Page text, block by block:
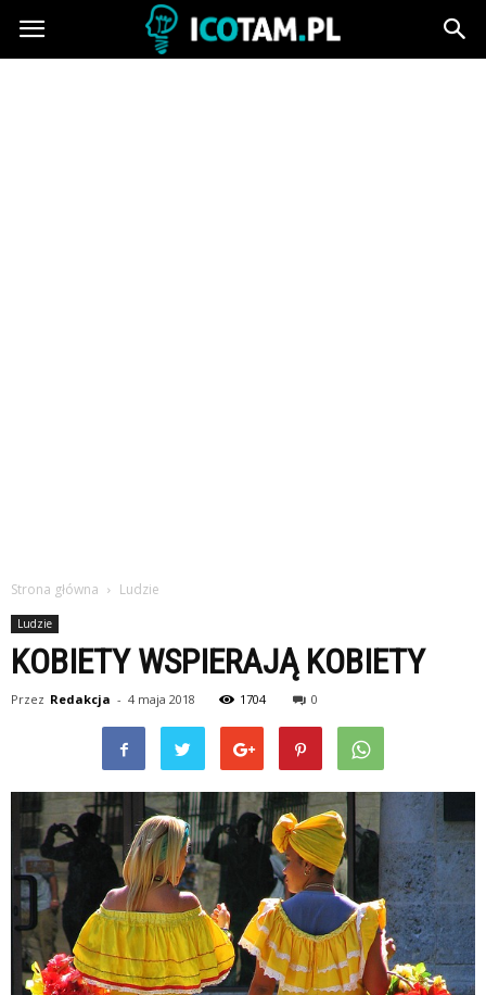
icotam.pl
Strona główna Ludzie
Ludzie
KOBIETY WSPIERAJĄ KOBIETY
Przez Redakcja - 4 maja 2018 1704 0